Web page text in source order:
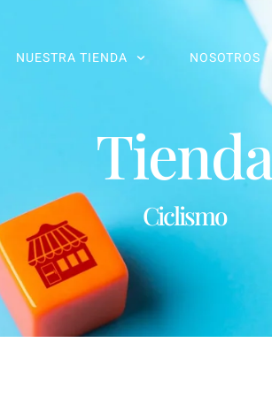
NUESTRA TIENDA NOSOTROS
Tienda
Ciclismo